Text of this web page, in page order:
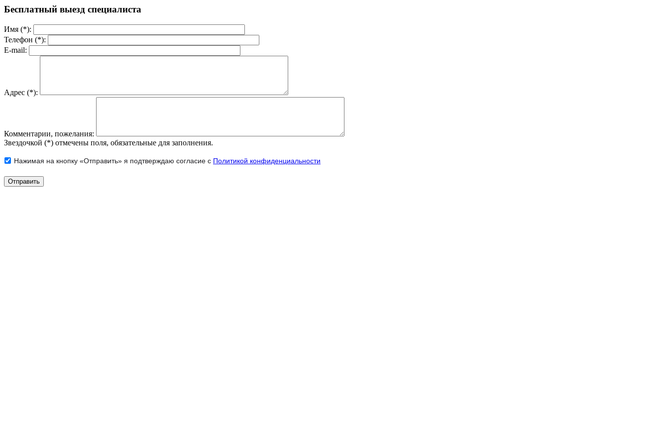
Бесплатный выезд специалиста
Имя (*):
Телефон (*):
E-mail:
Адрес (*):
Комментарии, пожелания:
Звездочкой (*) отмечены поля, обязательные для заполнения.
Нажимая на кнопку «Отправить» я подтверждаю согласие с Политикой конфиденциальности